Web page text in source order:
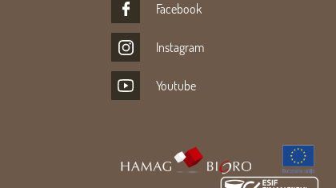
Facebook
Instagram
Youtube